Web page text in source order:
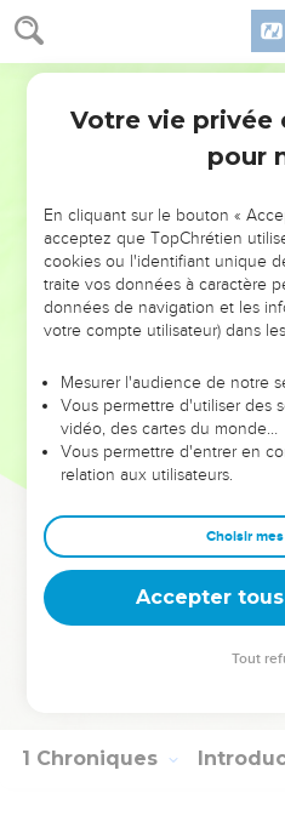
2 Rois 25
הַנְּטֹפָתִ֗י וְיַֽאֲזַנְיָ֙הוּ֙ בֶּן־הַמַּ֣עֲכָתִ֔י הֵ֖מָּה
וְאַנְשֵׁיהֶֽם׃
וַיֹּ֣אמֶר לָהֶ֔ם אַל־תִּֽירְא֖וּ מֵעַבְדֵ֣י
וְעִבְד֛וּ אֶת־מֶ֥לֶךְ בָּבֶ֖ל וְיִטַ֥ב לָכֶֽם׃
בֶּן־נְ֠תַנְיָה בֶּן־אֱלִ֨ישָׁמָ֜ע מִזֶּ֣רַע
וְאֶת־הַכַּשְׂדִּ֔ים אֲשֶׁר־הָי֥וּ אִתּ֖וֹ בַּמִּצְפָּֽה׃
וְשָׂרֵ֣י הַחֲיָלִ֔ים וַיָּבֹ֖אוּ מִצְרָ֑יִם כִּ֥י יָרְא֖וּ
מִפְּנֵ֥י כַשְׂדִּֽים׃
Le roi de Babylone
יְהוֹיָכִ֣ין מֶֽלֶךְ־יְהוּדָ֔ה בִּשְׁנֵ֤ים עָשָׂר֙
נָשָׂ֡א אֱוִ֣יל מְרֹדַךְ֩ מֶ֨לֶךְ בָּבֶ֜ל בִּשְׁנַ֣ת
יְהוֹיָכִ֥ין מֶֽלֶךְ־יְהוּדָ֖ה מִבֵּ֥ית כֶּֽלֶא׃
מֵעַ֗ל כִּסֵּ֧א הַמְּלָכִ֛ים אֲשֶׁ֥ר אִתּ֖וֹ
וְאָכַ֨ל לֶ֧חֶם תָּמִ֛יד לְפָנָ֖יו כָּל־יְמֵ֥י חַיָּֽיו׃
מֵאֵ֥ת הַמֶּ֖לֶךְ דְּבַר־י֣וֹם בְּיוֹמ֑וֹ כֹּ֖ל יְמֵ֥י
Hébreu : © Westminster Leningrad
1 Chroniques
Votre vie
pour
En cliquant sur le bouton «
acceptez que TopChrétien
cookies ou l'identifiant unique
traite vos données à caractère
données de navigation et les
votre compte utilisateur) dans
Mesurer l'audience de notre
Vous permettre d'utiliser des
vidéo, des cartes du monde…
Vous permettre d'entrer en
relation aux utilisateurs.
Choisir
Accepter
Tout